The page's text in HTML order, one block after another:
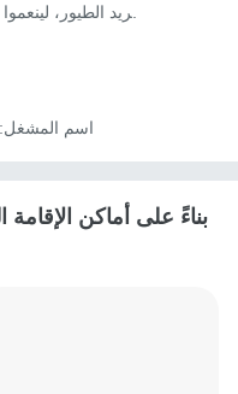
ريد الطيور،
اسم المشغل:
بناءً على أماكن